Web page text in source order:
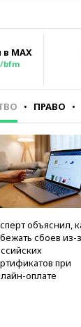
в MAX
bfm
ПРАВО
объяснил,
сбоев из-
при
оплате